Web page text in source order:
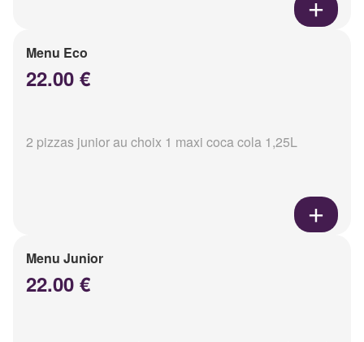
Menu Eco
22.00 €
2 pizzas junior au choix 1 maxi coca cola 1,25L
Menu Junior
22.00 €